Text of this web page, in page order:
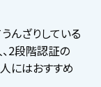
んざりしている
2段階認証の
にはおすすめ